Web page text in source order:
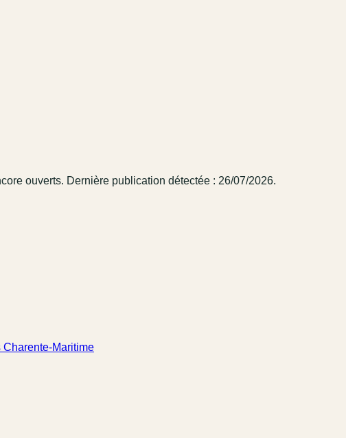
ouverts. Dernière publication détectée : 26/07/2026.
Charente-Maritime